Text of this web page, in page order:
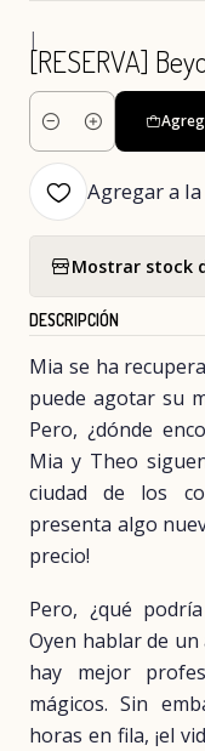
|
[RESERVA]
Cantidad
Agregar a
Mostrar stock
DESCRIPCIÓN
Mia se ha
puede agotar su
Pero, ¿dónde
Mia y Theo
ciudad de los
presenta algo
precio!
Pero, ¿qué
Oyen hablar de
hay mejor
mágicos. Sin
horas en fila, ¡el